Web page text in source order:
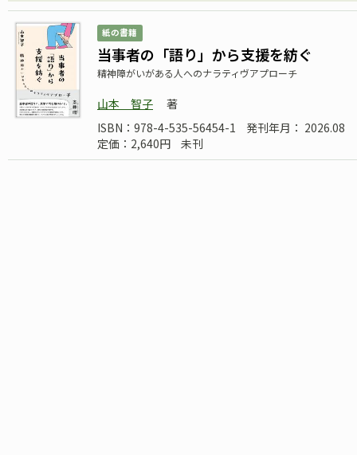
紙の書籍
当事者の「語り」から支援を紡ぐ
精神障がいがある人へのナラティヴアプローチ
山本 智子
著
ISBN：978-4-535-56454-1
発刊年月： 2026.08
定価：2,640円
未刊